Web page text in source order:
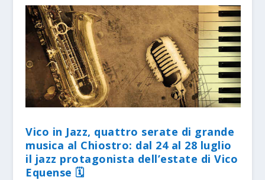
Vico in Jazz, quattro serate di grande
musica al Chiostro: dal 24 al 28 luglio
il jazz protagonista dell’estate di Vico
Equense 🗓